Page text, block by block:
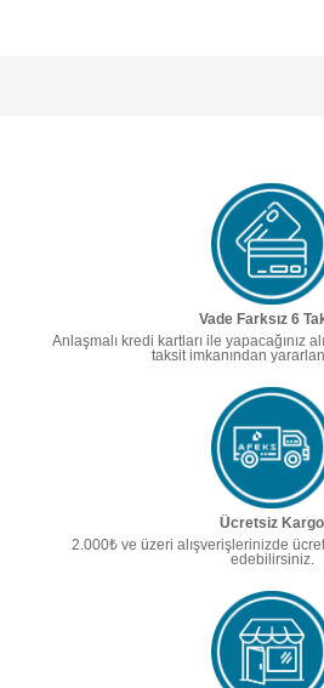
Vade Farksız 6
Anlaşmalı kredi kartları ile yapacağınız
taksit imkanından
Ücretsiz Kargo
2.000₺ ve üzeri alışverişlerinizde
edebilirsiniz.